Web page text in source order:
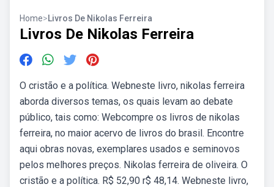
Home>Livros De Nikolas Ferreira
Livros De Nikolas Ferreira
O cristão e a política. Webneste livro, nikolas ferreira
aborda diversos temas, os quais levam ao debate
público, tais como: Webcompre os livros de nikolas
ferreira, no maior acervo de livros do brasil. Encontre
aqui obras novas, exemplares usados e seminovos
pelos melhores preços. Nikolas ferreira de oliveira. O
cristão e a política. R$ 52,90 r$ 48,14. Webneste livro,